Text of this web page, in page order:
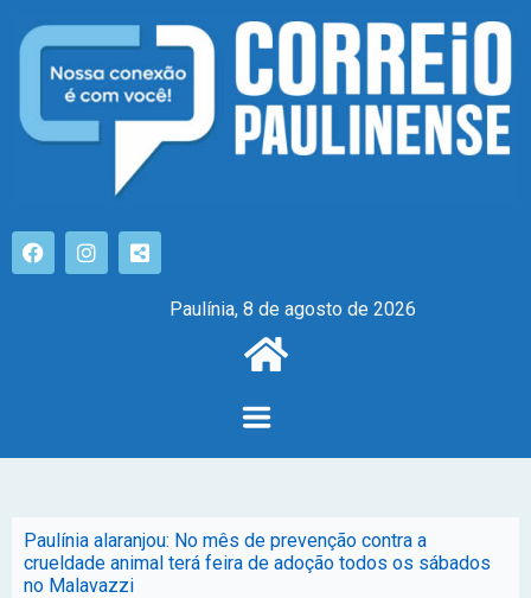
Paulínia, 8 de agosto de 2026
Paulínia alaranjou: No mês de prevenção contra a
crueldade animal terá feira de adoção todos os sábados
no Malavazzi